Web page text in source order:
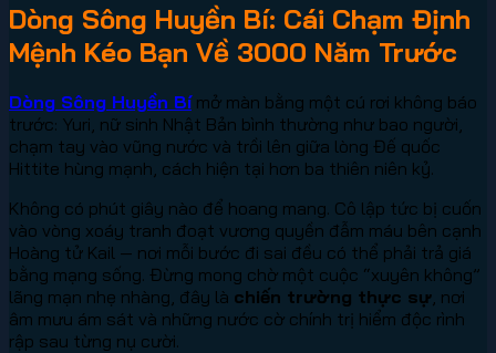
Dòng Sông Huyền Bí: Cái Chạm Định
Mệnh Kéo Bạn Về 3000 Năm Trước
Dòng Sông Huyền Bímở màn bằng một cú rơi không báo
trước: Yuri, nữ sinh Nhật Bản bình thường như bao người,
chạm tay vào vũng nước và trồi lên giữa lòng Đế quốc
Hittite hùng mạnh, cách hiện tại hơn ba thiên niên kỷ.
Không có phút giây nào để hoang mang. Cô lập tức bị cuốn
vào vòng xoáy tranh đoạt vương quyền đẫm máu bên cạnh
Hoàng tử Kail — nơi mỗi bước đi sai đều có thể phải trả giá
bằng mạng sống. Đừng mong chờ một cuộc “xuyên không”
lãng mạn nhẹ nhàng, đây là chiến trường thực sự , nơi
âm mưu ám sát và những nước cờ chính trị hiểm độc rình
rập sau từng nụ cười.